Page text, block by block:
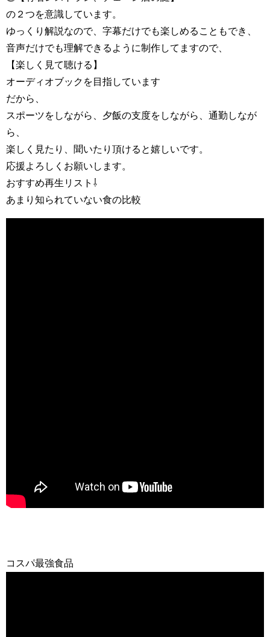
の２つを意識しています。
ゆっくり解説なので、字幕だけでも楽しめることもでき、
音声だけでも理解できるように制作してますので、
【楽しく見て聴ける】
オーディオブックを目指しています
だから、
スポーツをしながら、夕飯の支度をしながら、通勤しなが
ら、
楽しく見たり、聞いたり頂けると嬉しいです。
応援よろしくお願いします。
おすすめ再生リスト⇩
あまり知られていない食の比較
コスパ最強食品